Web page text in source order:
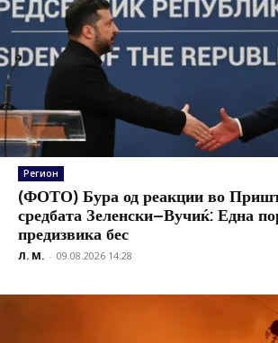
Регион
(ФОТО) Бура од реакции во
средбата Зеленски–Вучиќ: Една
предизвика бес
Л. М. - 09.08.2026 14:28